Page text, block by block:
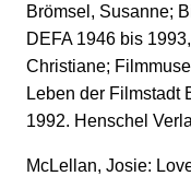
Brömsel, Susanne;
DEFA 1946 bis
Christiane;
Leben der Filmstadt
1992. Henschel
McLellan, Josie: